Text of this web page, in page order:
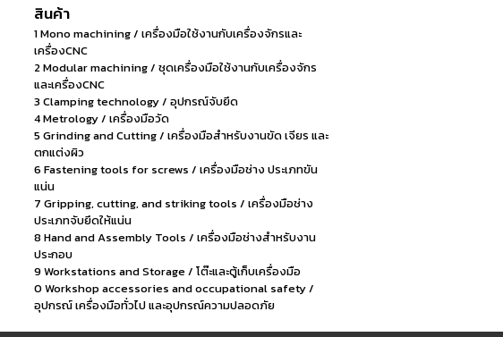
สินค้า
1 Mono machining / เครื่องมือใช้งานกับเครื่องจักรและ
เครื่องCNC
2 Modular machining / ชุดเครื่องมือใช้งานกับเครื่องจักร
และเครื่องCNC
3 Clamping technology / อุปกรณ์จับยึด
4 Metrology / เครื่องมือวัด
5 Grinding and Cutting / เครื่องมือสำหรับงานขัด เจียร และ
ตกแต่งผิว
6 Fastening tools for screws / เครื่องมือช่าง ประเภทขัน
แน่น
7 Gripping, cutting, and striking tools / เครื่องมือช่าง
ประเภทจับยึดให้แน่น
8 Hand and Assembly Tools / เครื่องมือช่างสำหรับงาน
ประกอบ
9 Workstations and Storage / โต๊ะและตู้เก็บเครื่องมือ
0 Workshop accessories and occupational safety /
อุปกรณ์ เครื่องมือทั่วไป และอุปกรณ์ความปลอดภัย